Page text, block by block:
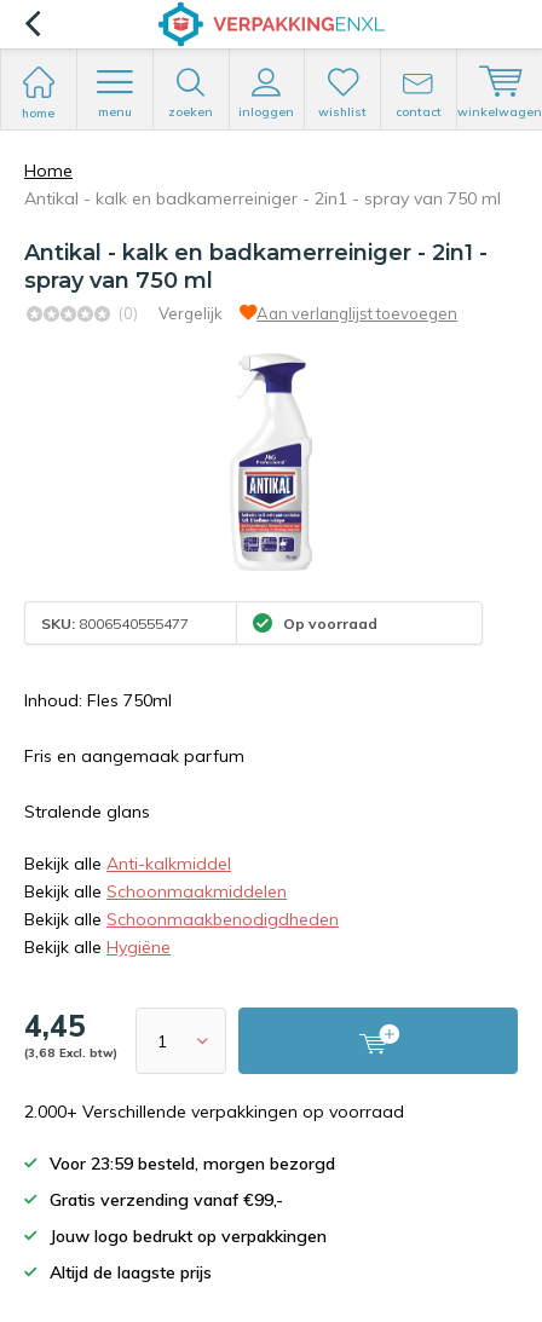
home menu zoeken inloggen wishlist contact winkelwagen
Home
Antikal - kalk en badkamerreiniger - 2in1 - spray van 750 ml
Antikal - kalk en badkamerreiniger - 2in1 -
spray van 750 ml
(0) Vergelijk Aan verlanglijst toevoegen
SKU: 8006540555477 Op voorraad
Inhoud: Fles 750ml
Fris en aangemaak parfum
Stralende glans
Bekijk alle Anti-kalkmiddel
Bekijk alle Schoonmaakmiddelen
Bekijk alle Schoonmaakbenodigdheden
Bekijk alle Hygiëne
4,45
(3,68 Excl. btw)
2.000+ Verschillende verpakkingen op voorraad
Voor 23:59 besteld, morgen bezorgd
Gratis verzending vanaf €99,-
Jouw logo bedrukt op verpakkingen
Altijd de laagste prijs